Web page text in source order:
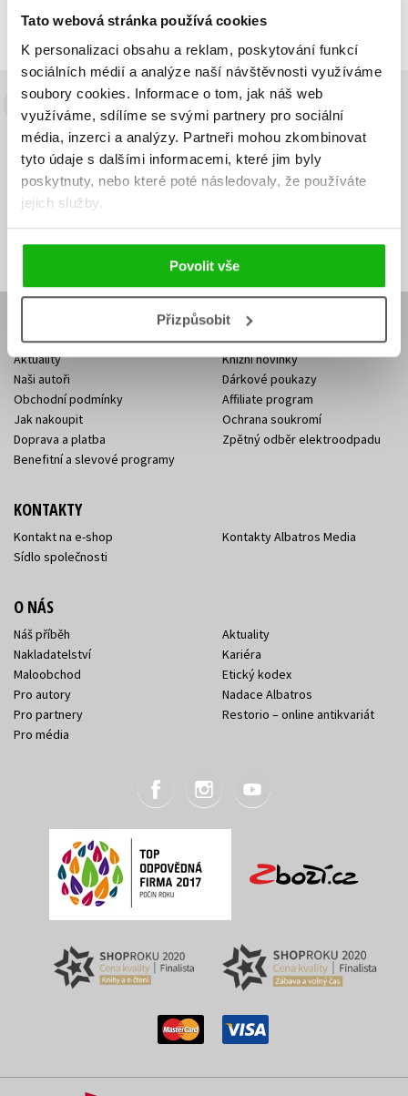
Tato webová stránka používá cookies
K personalizaci obsahu a reklam, poskytování funkcí
sociálních médií a analýze naší návštěvnosti využíváme
soubory cookies. Informace o tom, jak náš web
využíváme, sdílíme se svými partnery pro sociální
média, inzerci a analýzy. Partneři mohou zkombinovat
tyto údaje s dalšími informacemi, které jim byly
poskytnuty, nebo které poté následovaly, že používáte
jejich služby.
Povolit vše
Přizpůsobit
Budete to vědět jako první!
Zajímá Vás, jaký knižní hit právě vychází, na jaké zboží je výhodná
sleva, jaká běží soutěž o ceny? Přihlášením k odběru našich e-
mailových novineksouhlasíte se zpracováním osobních údajů.
mailová
adresa
mailová
adresa
Vaše e-mailová adresa Přihlásit se
Aktuality
Naši autoři
Obchodní podmínky
Jak nakoupit
Doprava a platba
Benefitní a slevové programy
Knižní novinky
Dárkové poukazy
Affiliate program
Ochrana soukromí
Zpětný odběr elektroodpadu
KONTAKTY
Kontakt na e-shop
Sídlo společnosti
Kontakty Albatros Media
O NÁS
Náš příběh
Nakladatelství
Maloobchod
Pro autory
Pro partnery
Pro média
Aktuality
Kariéra
Etický kodex
Nadace Albatros
Restorio – online antikvariát